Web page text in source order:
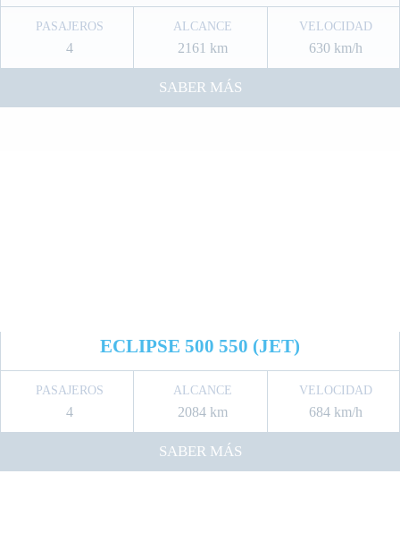
PASAJEROS
4
ALCANCE
2161 km
VELOCIDAD
630 km/h
SABER MÁS
ECLIPSE 500 550 (JET)
PASAJEROS
4
ALCANCE
2084 km
VELOCIDAD
684 km/h
SABER MÁS